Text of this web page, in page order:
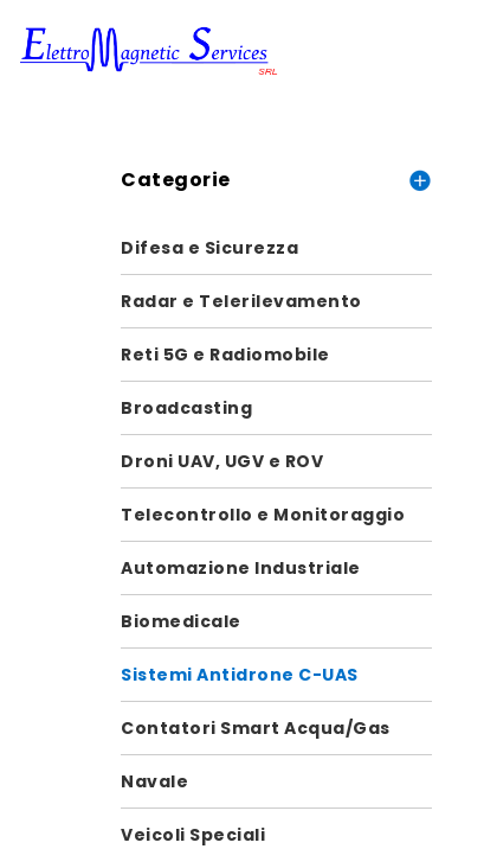
Categorie
Difesa e Sicurezza
Radar e Telerilevamento
Reti 5G e Radiomobile
Broadcasting
Droni UAV, UGV e ROV
Telecontrollo e Monitoraggio
Automazione Industriale
Biomedicale
Sistemi Antidrone C-UAS
Contatori Smart Acqua/Gas
Navale
Veicoli Speciali